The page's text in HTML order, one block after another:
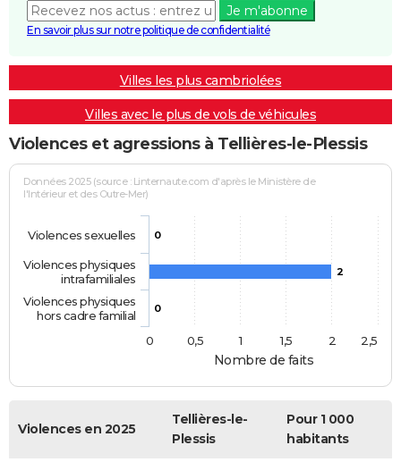
Je m'abonne
En savoir plus sur notre politique de confidentialité
Villes les plus cambriolées
Villes avec le plus de vols de véhicules
Violences et agressions à Tellières-le-Plessis
Nombre de faits
Données 2025 (source : Linternaute.com d'après le Ministère de
l'Intérieur et des Outre-Mer)
0
2
0
Violences sexuelles
Violences physiques
intrafamiliales
Violences physiques
hors cadre familial
0
0,5 1 1,5 2 2,5
Violences en 2025
Tellières-le-
Plessis
Pour 1 000
habitants